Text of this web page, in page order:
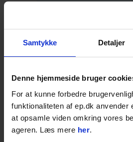
Samtykke Detaljer
Denne hjemmeside bruger
For at kunne forbedre
funktionaliteten af ep.dk anvender
at opsamle viden omkring vores
ageren. Læs mere her.
4-15 dages
325,00
406,25DKK inkl.